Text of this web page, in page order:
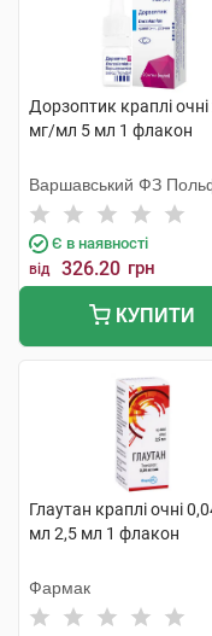
Дорзоптик краплі очні
мг/мл 5 мл 1 флакон
Варшавський ФЗ
Є в наявності
від 326.20 грн
КУПИТИ
Глаутан краплі очні
мл 2,5 мл 1 флакон
Фармак